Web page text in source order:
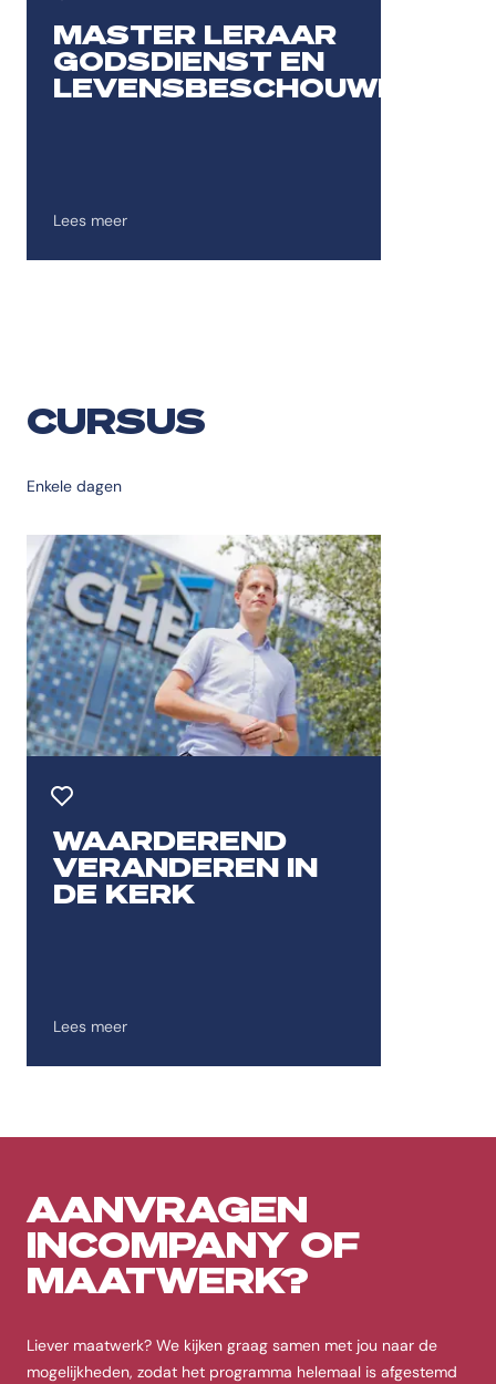
MASTER LERAAR
GODSDIENST EN
LEVENSBESCHOUWING
Lees meer
CURSUS
Enkele dagen
WAARDEREND
VERANDEREN IN
DE KERK
Lees meer
Toevoegen aan favorieten
AANVRAGEN
INCOMPANY OF
MAATWERK?
Liever maatwerk? We kijken graag samen met jou naar de
mogelijkheden, zodat het programma helemaal is afgestemd